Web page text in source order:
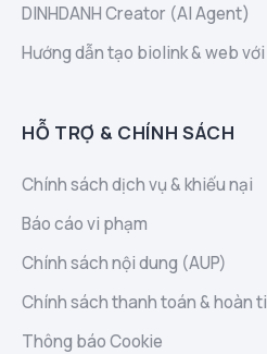
DINHDANH Creator (AI Agent)
Hướng dẫn tạo biolink & web với
HỖ TRỢ & CHÍNH SÁCH
Chính sách dịch vụ & khiếu nại
Báo cáo vi phạm
Chính sách nội dung (AUP)
Chính sách thanh toán & hoàn
Thông báo Cookie